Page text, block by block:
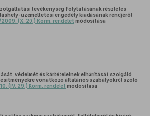
tevékenység folytatásának részletes
üzemeltetési engedély kiadásának rendjéről
(X. 20.) Korm. rendelet módosítása
védelmét és kártételeinek elhárítását szolgáló
vonatkozó általános szabályokról szóló
(IV. 29.) Korm. rendelet módosítása